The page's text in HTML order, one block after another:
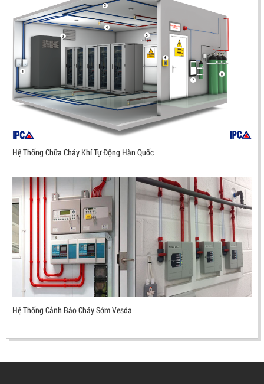
ĐẦU BÁO LỬA CHỐNG NỔ UV/IR- UX300 –
MEKASENTRON KOREA
LIÊN HỆ
Mã sản phẩm: UX300
Hệ Thống Chữa Cháy Khí Tự Động Hàn Quốc
Hệ Thống Cảnh Báo Cháy Sớm Vesda